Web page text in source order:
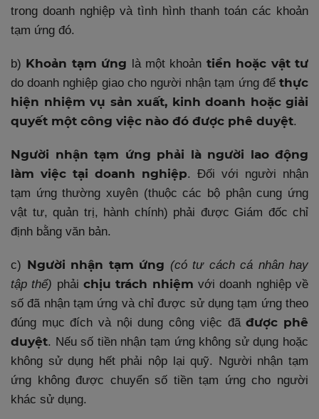
trong doanh nghiệp và tình hình thanh toán các khoản
tạm ứng đó.
b) Khoản tạm ứng là một khoản tiền hoặc vật tư
do doanh nghiệp giao cho người nhận tạm ứng đểthực
hiện nhiệm vụ sản xuất, kinh doanh hoặc giải
quyết một công việc nào đó được phê duyệt.
Người nhận tạm ứng phải là người lao động
làm việc tại doanh nghiệp. Đối với người nhận
tạm ứng thường xuyên (thuộc các bộ phận cung ứng
vật tư, quản trị, hành chính) phải được Giám đốc chỉ
định bằng văn bản.
c) Người nhận tạm ứng (có tư cách cá nhân hay
tập thể) phảichịu trách nhiệm với doanh nghiệp về
số đã nhận tạm ứng và chỉ được sử dụng tạm ứng theo
đúng mục đích và nội dung công việc đãđược phê
duyệt. Nếu số tiền nhận tạm ứng không sử dụng hoặc
không sử dụng hết phải nộp lại quỹ. Người nhận tạm
ứng không được chuyển số tiền tạm ứng cho người
khác sử dụng.